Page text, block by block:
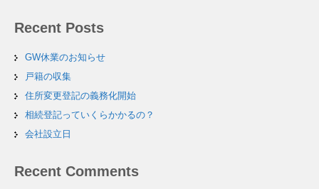
Recent Posts
GW休業のお知らせ
戸籍の収集
住所変更登記の義務化開始
相続登記っていくらかかるの？
会社設立日
Recent Comments